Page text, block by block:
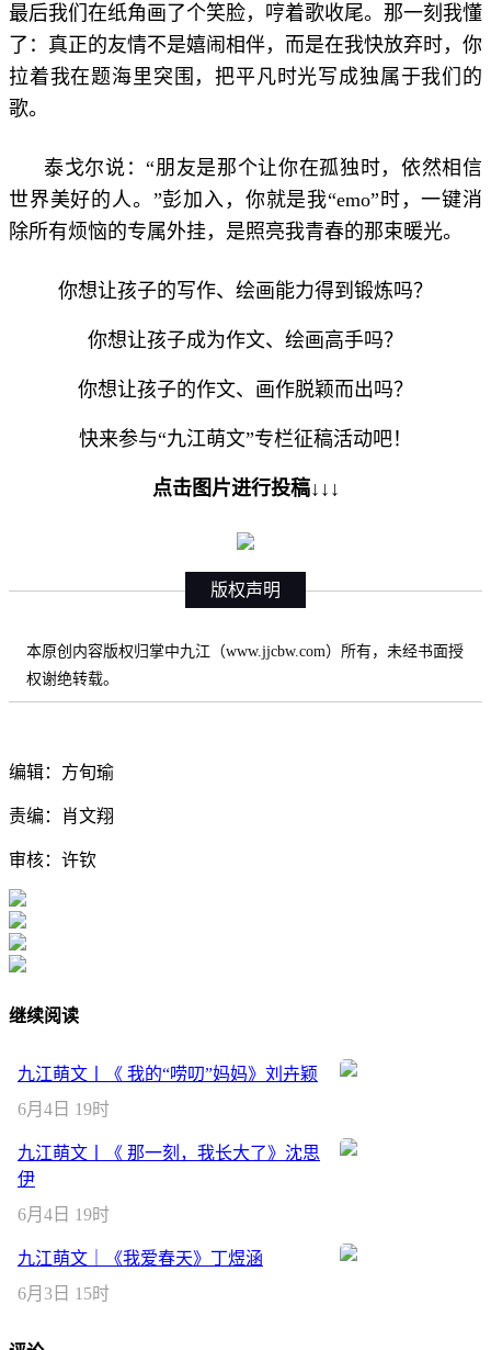
最后我们在纸角画了个笑脸，哼着歌收尾。那一刻我懂
了：真正的友情不是嬉闹相伴，而是在我快放弃时，你
拉着我在题海里突围，把平凡时光写成独属于我们的
歌。
泰戈尔说：“朋友是那个让你在孤独时，依然相信
世界美好的人。”彭加入，你就是我“emo”时，一键消
除所有烦恼的专属外挂，是照亮我青春的那束暖光。
你想让孩子的写作、绘画能力得到锻炼吗？
你想让孩子成为作文、绘画高手吗？
你想让孩子的作文、画作脱颖而出吗？
快来参与“九江萌文”专栏征稿活动吧！
点击图片进行投稿↓↓↓
版权声明
本原创内容版权归掌中九江（www.jjcbw.com）所有，未经书面授
权谢绝转载。
编辑：方旬瑜
责编：肖文翔
审核：许钦
继续阅读
九江萌文丨《 我的“唠叨”妈妈》刘卉颖
6月4日 19时
九江萌文丨《 那一刻，我长大了》沈思
伊
6月4日 19时
九江萌文｜《我爱春天》丁煜涵
6月3日 15时